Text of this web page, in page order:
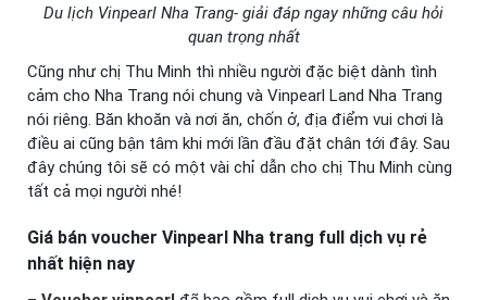
Du lịch Vinpearl Nha Trang- giải đáp ngay những câu hỏi
quan trọng nhất
Cũng như chị Thu Minh thì nhiều người đặc biệt dành tình
cảm cho Nha Trang nói chung và Vinpearl Land Nha Trang
nói riêng. Băn khoăn và nơi ăn, chốn ở, địa điểm vui chơi là
điều ai cũng bận tâm khi mới lần đầu đặt chân tới đây. Sau
đây chúng tôi sẽ có một vài chỉ dẫn cho chị Thu Minh cùng
tất cả mọi người nhé!
Giá bán voucher Vinpearl Nha trang full dịch vụ rẻ
nhất hiện nay